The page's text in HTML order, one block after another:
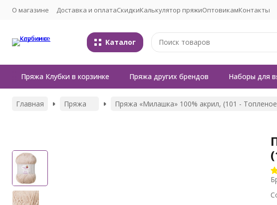
О магазине Доставка и оплатаСкидкиКалькулятор пряжиОптовикамКонтакты
Каталог
Пряжа Клубки в корзинке Пряжа других брендов Наборы для
Главная Пряжа Пряжа «Милашка» 100% акрил, (101 -